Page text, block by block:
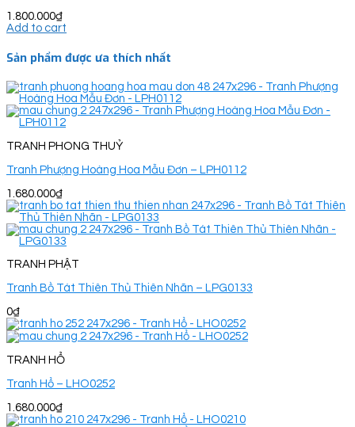
1.800.000₫
Add to cart
Sản phẩm được ưa thích nhất
TRANH PHONG THUỶ
Tranh Phượng Hoàng Hoa Mẫu Đơn – LPH0112
1.680.000₫
TRANH PHẬT
Tranh Bồ Tát Thiên Thủ Thiên Nhãn – LPG0133
0₫
TRANH HỔ
Tranh Hổ – LHO0252
1.680.000₫